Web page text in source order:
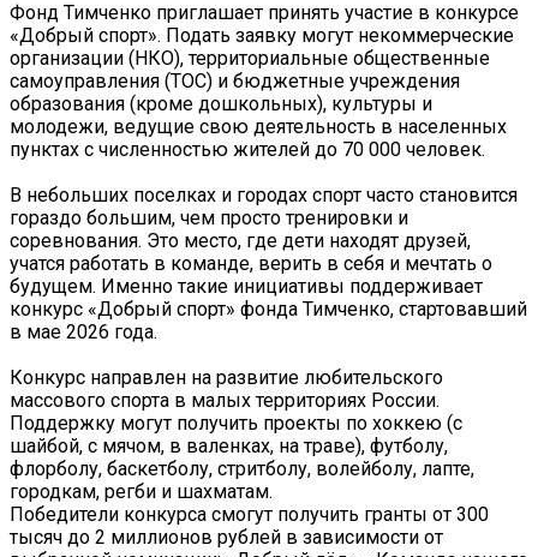
Фонд Тимченко приглашает принять участие в конкурсе
«Добрый спорт». Подать заявку могут некоммерческие
организации (НКО), территориальные общественные
самоуправления (ТОС) и бюджетные учреждения
образования (кроме дошкольных), культуры и
молодежи, ведущие свою деятельность в населенных
пунктах с численностью жителей до 70 000 человек.
В небольших поселках и городах спорт часто становится
гораздо большим, чем просто тренировки и
соревнования. Это место, где дети находят друзей,
учатся работать в команде, верить в себя и мечтать о
будущем. Именно такие инициативы поддерживает
конкурс «Добрый спорт» фонда Тимченко, стартовавший
в мае 2026 года.
Конкурс направлен на развитие любительского
массового спорта в малых территориях России.
Поддержку могут получить проекты по хоккею (с
шайбой, с мячом, в валенках, на траве), футболу,
флорболу, баскетболу, стритболу, волейболу, лапте,
городкам, регби и шахматам.
Победители конкурса смогут получить гранты от 300
тысяч до 2 миллионов рублей в зависимости от